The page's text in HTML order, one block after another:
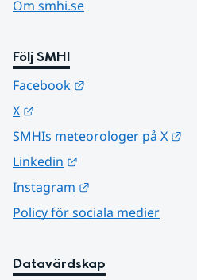
Om smhi.se
Följ SMHI
Facebook
X
SMHIs meteorologer på X
Linkedin
Instagram
Policy för sociala medier
Datavärdskap